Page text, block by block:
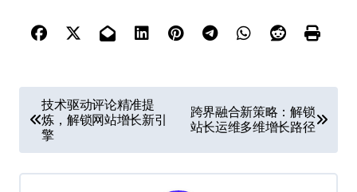
章
导
航
技术驱动评论精准提
炼，解锁网站增长新引
擎
跨界融合新策略：解锁
站长运维多维增长路径